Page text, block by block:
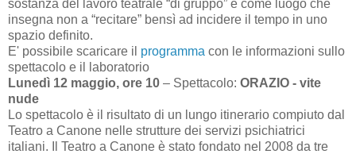
sostanza del lavoro teatrale “di gruppo” e come luogo che
insegna non a “recitare” bensì ad incidere il tempo in uno
spazio definito.
E' possibile scaricare il programma con le informazioni sullo
spettacolo e il laboratorio
Lunedì 12 maggio, ore 10 – Spettacolo: ORAZIO - vite
nude
Lo spettacolo è il risultato di un lungo itinerario compiuto dal
Teatro a Canone nelle strutture dei servizi psichiatrici
italiani. Il Teatro a Canone è stato fondato nel 2008 da tre